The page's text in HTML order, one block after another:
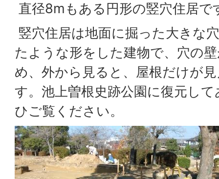
直径8mもある円形の竪穴住居で
竪穴住居は地面に掘った大きな
たような形をした建物で、穴の
め、外から見ると、屋根だけが
す。池上曽根史跡公園に復元し
ひご覧ください。